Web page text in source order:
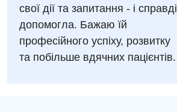
Аллергология, иммунология
Андрология
Бесплатные услуги
свої дії та запитання - і справді
допомогла. Бажаю їй
професійного успіху, розвитку
та побільше вдячних пацієнтів.